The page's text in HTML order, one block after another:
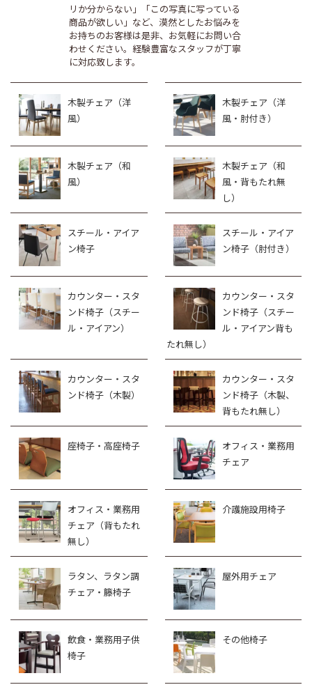
リか分からない」「この写真に写っている
商品が欲しい」など、漠然としたお悩みを
お持ちのお客様は是非、お気軽にお問い合
わせください。経験豊富なスタッフが丁寧
に対応致します。
木製チェア（洋
風）
木製チェア（洋
風・肘付き）
木製チェア（和
風）
木製チェア（和
風・背もたれ無
し）
スチール・アイア
ン椅子
スチール・アイア
ン椅子（肘付き）
カウンター・スタ
ンド椅子（スチー
ル・アイアン）
カウンター・スタ
ンド椅子（スチー
ル・アイアン背も
たれ無し）
カウンター・スタ
ンド椅子（木製）
カウンター・スタ
ンド椅子（木製、
背もたれ無し）
座椅子・高座椅子
オフィス・業務用
チェア
オフィス・業務用
チェア（背もたれ
無し）
介護施設用椅子
ラタン、ラタン調
チェア・籐椅子
屋外用チェア
飲食・業務用子供
椅子
その他椅子